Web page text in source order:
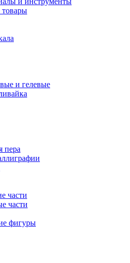
товары
и гелевые
пера
части
части
фигуры